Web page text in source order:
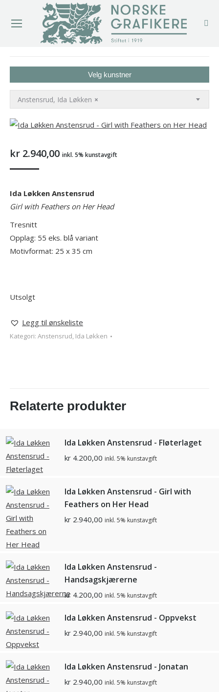
Velg kunstner
×
Anstensrud, Ida Løkken
kr 2.940,00 inkl. 5% kunstavgift
Ida Løkken Anstensrud
Girl with Feathers on Her Head
Tresnitt
Opplag: 55 eks. blå variant
Motivformat: 25 x 35 cm
Utsolgt
Legg til ønskeliste
Kategori: Anstensrud, Ida Løkken
Relaterte produkter
Ida Løkken Anstensrud - Fløterlaget
kr 4.200,00 inkl. 5% kunstavgift
Ida Løkken Anstensrud - Girl with
Feathers on Her Head
kr 2.940,00 inkl. 5% kunstavgift
Ida Løkken Anstensrud -
Handsagskjærerne
kr 4.200,00 inkl. 5% kunstavgift
Ida Løkken Anstensrud - Oppvekst
kr 2.940,00 inkl. 5% kunstavgift
Ida Løkken Anstensrud - Jonatan
kr 2.940,00 inkl. 5% kunstavgift